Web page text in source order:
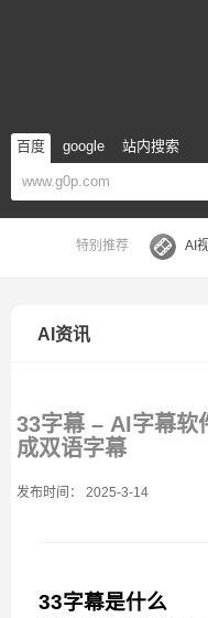
百度 google 站内搜索
特别推荐 AI
AI资讯
33字幕 – AI字幕软
成双语字幕
发布时间： 2025-3-14
33字幕是什么